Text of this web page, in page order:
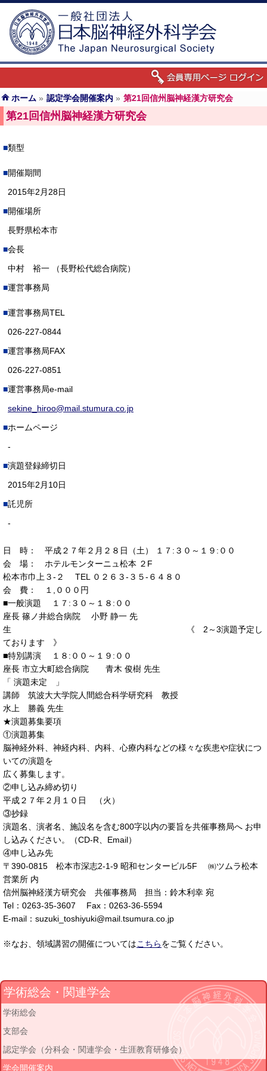
ホーム » 認定学会開催案内 » 第21回信州脳神経漢方研究会
第21回信州脳神経漢方研究会
類型
開催期間
2015年2月28日
開催場所
長野県松本市
会長
中村 裕一 （長野松代総合病院）
運営事務局
運営事務局TEL
026-227-0844
運営事務局FAX
026-227-0851
運営事務局e-mail
sekine_hiroo@mail.stumura.co.jp
ホームページ
-
演題登録締切日
2015年2月10日
託児所
-
日 時： 平成２７年２月２８日（土） １７:３０～１９:００
会 場： ホテルモンターニュ松本 ２F
松本市巾上３-２ TEL ０２６３-３５-６４８０
会 費： １,０００円
■一般演題 １７:３０～１８:００
座長 篠ノ井総合病院 小野 静一 先
生 《 2～3演題予定し
ております 》
■特別講演 １８:００～１９:００
座長 市立大町総合病院 青木 俊樹 先生
「 演題未定 」
講師 筑波大大学院人間総合科学研究科 教授
水上 勝義 先生
★演題募集要項
①演題募集
脳神経外科、神経内科、内科、心療内科などの様々な疾患や症状につ
いての演題を
広く募集します。
②申し込み締め切り
平成２７年２月１０日 （火）
③抄録
演題名、演者名、施設名を含む800字以内の要旨を共催事務局へ お申
し込みください。（CD-R、Email）
④申し込み先
〒390-0815 松本市深志2-1-9 昭和センタービル5F ㈱ツムラ松本
営業所 内
信州脳神経漢方研究会 共催事務局 担当：鈴木利幸 宛
Tel：0263-35-3607 Fax：0263-36-5594
E-mail：suzuki_toshiyuki@mail.tsumura.co.jp
※なお、領域講習の開催についてはこちらをご覧ください。
学術総会・関連学会
学術総会
支部会
認定学会（分科会・関連学会・生涯教育研修会）
学会開催案内